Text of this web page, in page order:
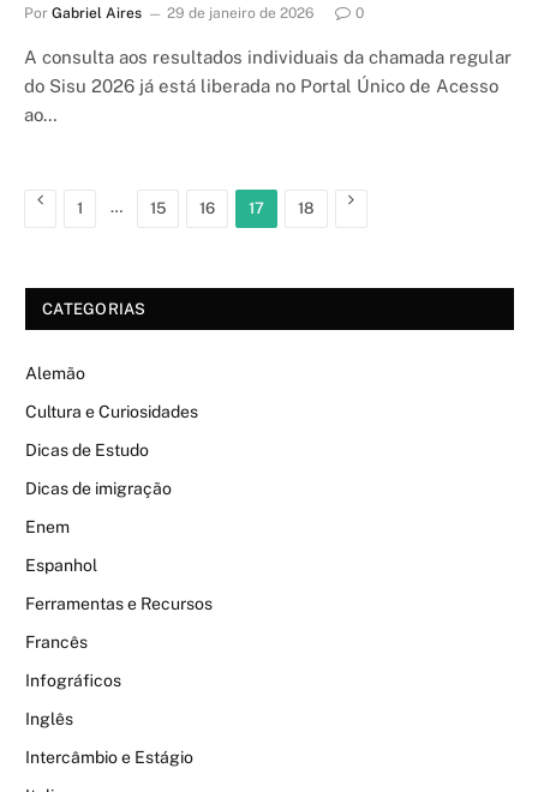
Por Gabriel Aires 29 de janeiro de 2026 0
A consulta aos resultados individuais da chamada regular
do Sisu 2026 já está liberada no Portal Único de Acesso
ao…
Anterior
1 … 15 16 17 18 Próximo
CATEGORIAS
Alemão
Cultura e Curiosidades
Dicas de Estudo
Dicas de imigração
Enem
Espanhol
Ferramentas e Recursos
Francês
Infográficos
Inglês
Intercâmbio e Estágio